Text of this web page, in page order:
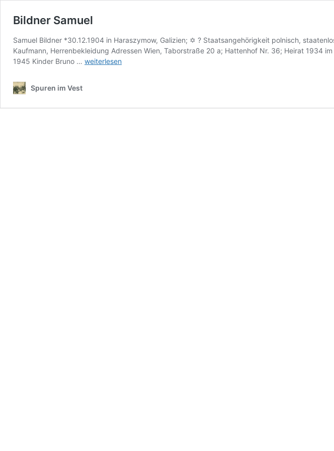
Bildner Samuel
Samuel Bildner *30.12.1904 in Haraszymow, Galizien; ✡ ? Staatsangehörigkeit polnisch,
Kaufmann, Herrenbekleidung Adressen Wien, Taborstraße 20 a; Hattenhof Nr. 36; Heirat 1934
1945 Kinder Bruno … Bildner
weiterlesen
Spuren im Vest